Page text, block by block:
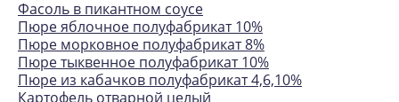
Фасоль в пикантном соусе
Пюре яблочное полуфабрикат 10%
Пюре морковное полуфабрикат 8%
Пюре тыквенное полуфабрикат 10%
Пюре из кабачков полуфабрикат 4,6,10%
Картофель отварной целый